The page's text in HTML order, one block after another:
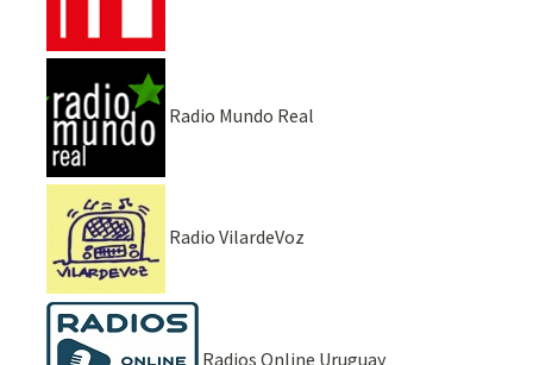
Radio Mundo Real
Radio VilardeVoz
Radios Online Uruguay